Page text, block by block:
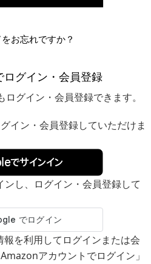
お忘れですか？
ログイン・会員登録
グイン・会員登録できます。
イン・会員登録していただけま
サインイン
し、ログイン・会員登録して
を利用してログインまたは会
アカウントでログイン」